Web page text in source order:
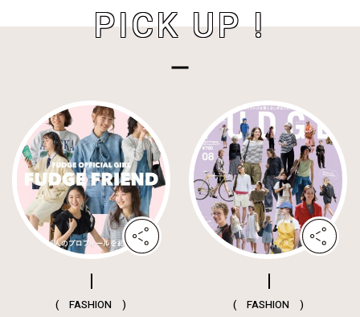
PICK UP !
( FASHION ) ( FASHION )